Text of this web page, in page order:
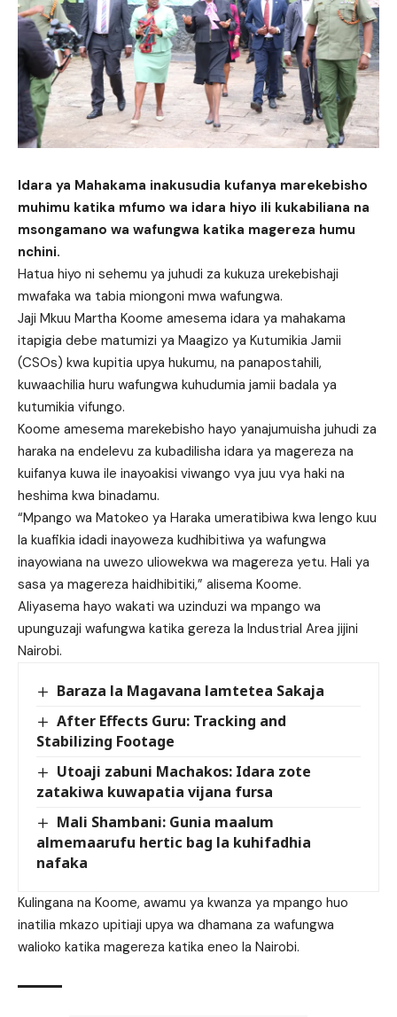
Idara ya Mahakama inakusudia kufanya marekebisho
muhimu katika mfumo wa idara hiyo ili kukabiliana na
msongamano wa wafungwa katika magereza humu
nchini.
Hatua hiyo ni sehemu ya juhudi za kukuza urekebishaji
mwafaka wa tabia miongoni mwa wafungwa.
Jaji Mkuu Martha Koome amesema idara ya mahakama
itapigia debe matumizi ya Maagizo ya Kutumikia Jamii
(CSOs) kwa kupitia upya hukumu, na panapostahili,
kuwaachilia huru wafungwa kuhudumia jamii badala ya
kutumikia vifungo.
Koome amesema marekebisho hayo yanajumuisha juhudi za
haraka na endelevu za kubadilisha idara ya magereza na
kuifanya kuwa ile inayoakisi viwango vya juu vya haki na
heshima kwa binadamu.
“Mpango wa Matokeo ya Haraka umeratibiwa kwa lengo kuu
la kuafikia idadi inayoweza kudhibitiwa ya wafungwa
inayowiana na uwezo uliowekwa wa magereza yetu. Hali ya
sasa ya magereza haidhibitiki,” alisema Koome.
Aliyasema hayo wakati wa uzinduzi wa mpango wa
upunguzaji wafungwa katika gereza la Industrial Area jijini
Nairobi.
Baraza la Magavana lamtetea Sakaja
After Effects Guru: Tracking and
Stabilizing Footage
Utoaji zabuni Machakos: Idara zote
zatakiwa kuwapatia vijana fursa
Mali Shambani: Gunia maalum
almemaarufu hertic bag la kuhifadhia
nafaka
Kulingana na Koome, awamu ya kwanza ya mpango huo
inatilia mkazo upitiaji upya wa dhamana za wafungwa
walioko katika magereza katika eneo la Nairobi.